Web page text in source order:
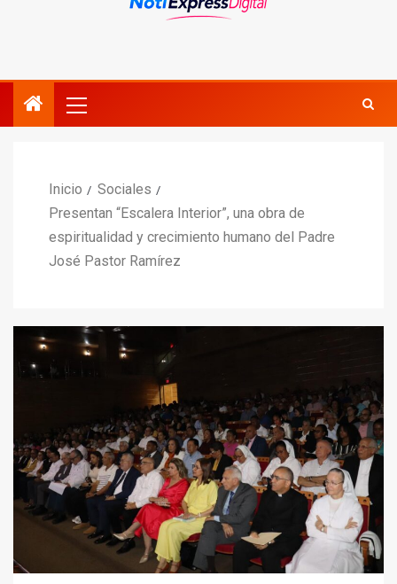
Inicio
Sociales
Presentan “Escalera Interior”, una obra de
espiritualidad y crecimiento humano del Padre
José Pastor Ramírez